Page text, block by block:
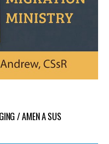
/ AMEN A SUS